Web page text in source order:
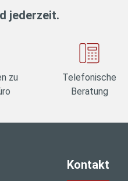
jederzeit.
zu
Telefonische
Beratung
Kontakt